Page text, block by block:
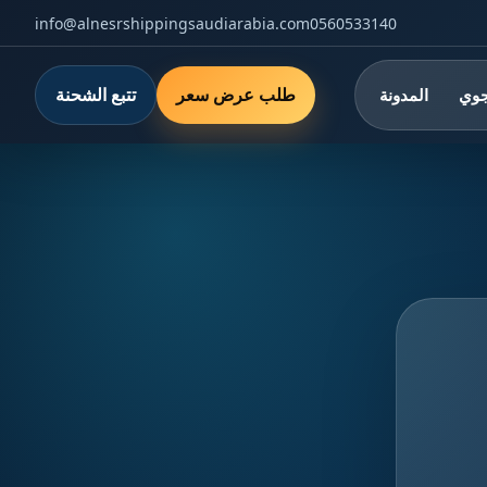
0560533140
info@alnesrshippingsaudiarabia.com
المدونة طلب عرض سعر تتبع الشحنة